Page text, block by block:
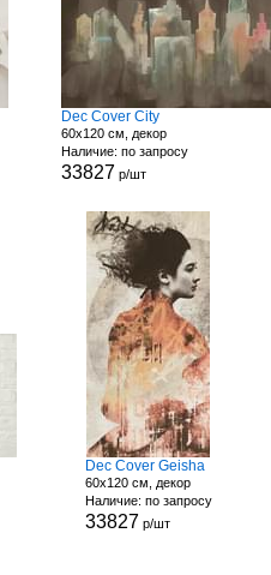
Dec Cover City
60x120 см, декор
Наличие: по запросу
33827 р/шт
Dec Cover Geisha
60x120 см, декор
Наличие: по запросу
33827 р/шт